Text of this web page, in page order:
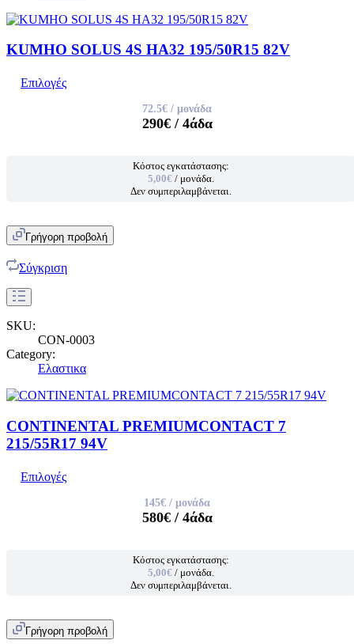
KUMHO SOLUS 4S HA32 195/50R15 82V
Επιλογές
72.5€ / μονάδα
290€/ 4άδα
Κόστος εγκατάστασης:
5,00€ / μονάδα.
Δεν συμπεριλαμβάνεται.
Γρήγορη προβολή
Σύγκριση
SKU:
CON-0003
Category:
Ελαστικα
CONTINENTAL PREMIUMCONTACT 7
215/55R17 94V
Επιλογές
145€ / μονάδα
580€/ 4άδα
Κόστος εγκατάστασης:
5,00€ / μονάδα.
Δεν συμπεριλαμβάνεται.
Γρήγορη προβολή